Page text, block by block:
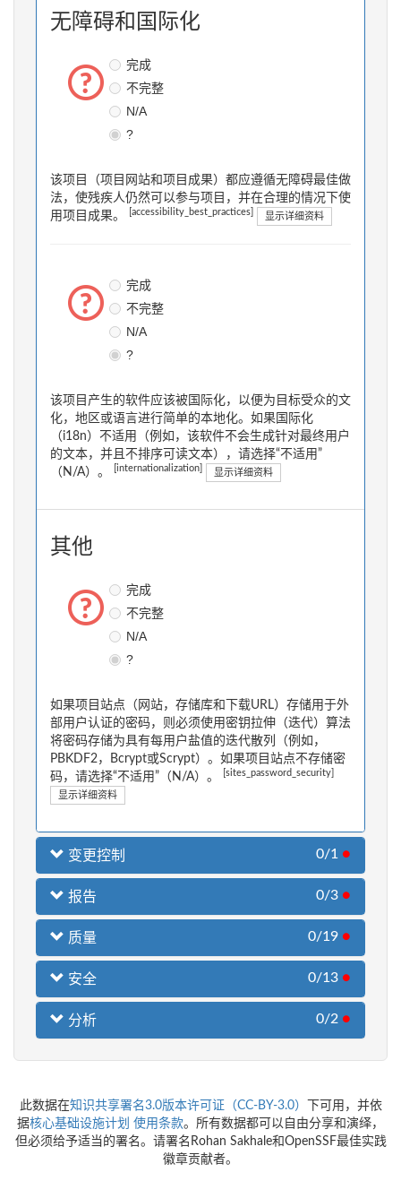
无障碍和国际化
完成
不完整
N/A
?
该项目（项目网站和项目成果）都应遵循无障碍最佳做
法，使残疾人仍然可以参与项目，并在合理的情况下使
用项目成果。
[accessibility_best_practices] 显示详细资料
完成
不完整
N/A
?
该项目产生的软件应该被国际化，以便为目标受众的文
化，地区或语言进行简单的本地化。如果国际化
（i18n）不适用（例如，该软件不会生成针对最终用户
的文本，并且不排序可读文本），请选择“不适用”
（N/A）。
[internationalization] 显示详细资料
其他
完成
不完整
N/A
?
如果项目站点（网站，存储库和下载URL）存储用于外
部用户认证的密码，则必须使用密钥拉伸（迭代）算法
将密码存储为具有每用户盐值的迭代散列（例如，
PBKDF2，Bcrypt或Scrypt）。如果项目站点不存储密
码，请选择“不适用”（N/A）。
[sites_password_security]
显示详细资料
变更控制 0/1 ●
报告 0/3 ●
质量 0/19 ●
安全 0/13 ●
分析 0/2 ●
此数据在知识共享署名3.0版本许可证（CC-BY-3.0）
下可用，并依
据核心基础设施计划 使用条款。所有数据都可以自由分享和演绎，
但必须给予适当的署名。请署名Rohan Sakhale和OpenSSF最佳实践
徽章贡献者。